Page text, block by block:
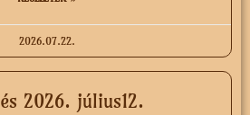
2026.07.22.
2026. július12.